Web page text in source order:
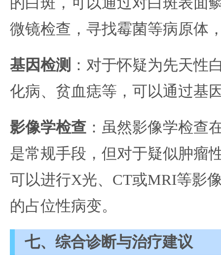
微镜检查，寻找霉菌等病原体
基因检测 ：对于怀疑为先天性
化病、贫血痣等，可以通过基
影像学检查 ：虽然影像学检查
是常规手段，但对于疑似肿瘤
可以进行X光、CT或MRI等影
的占位性病变。
七、综合诊断与治疗建议